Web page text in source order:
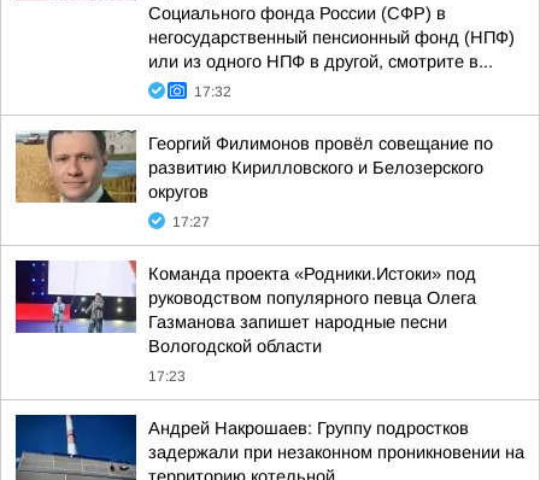
Социального фонда России (СФР) в
негосударственный пенсионный фонд (НПФ)
или из одного НПФ в другой, смотрите в...
17:32
Георгий Филимонов провёл совещание по
развитию Кирилловского и Белозерского
округов
17:27
Команда проекта «Родники.Истоки» под
руководством популярного певца Олега
Газманова запишет народные песни
Вологодской области
17:23
Андрей Накрошаев: Группу подростков
задержали при незаконном проникновении на